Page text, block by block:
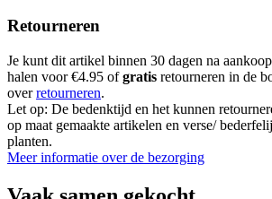
Retourneren
Je kunt dit artikel binnen 30 dagen na
halen voor €4.95 ofgratis retourneren in de
overretourneren.
Let op: De bedenktijd en het kunnen
op maat gemaakte artikelen en verse/
planten.
Meer informatie over de bezorging